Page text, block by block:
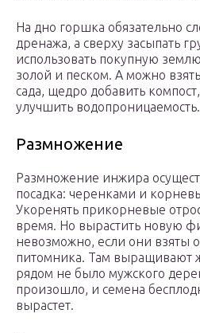
На дно горшка обязательно
дренажа, а сверху засыпать
использовать покупную
золой и песком. А можно
сада, щедро добавить
улучшить водопроницаемость.
Размножение
Размножение инжира
посадка: черенками и
Укоренять прикорневые
время. Но вырастить новую
невозможно, если они взяты
питомника. Там выращивают
рядом не было мужского
произошло, и семена
вырастет.